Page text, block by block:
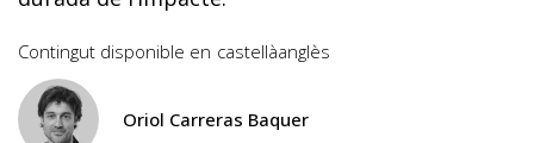
Contingut disponible en castellàanglès
Oriol Carreras Baquer